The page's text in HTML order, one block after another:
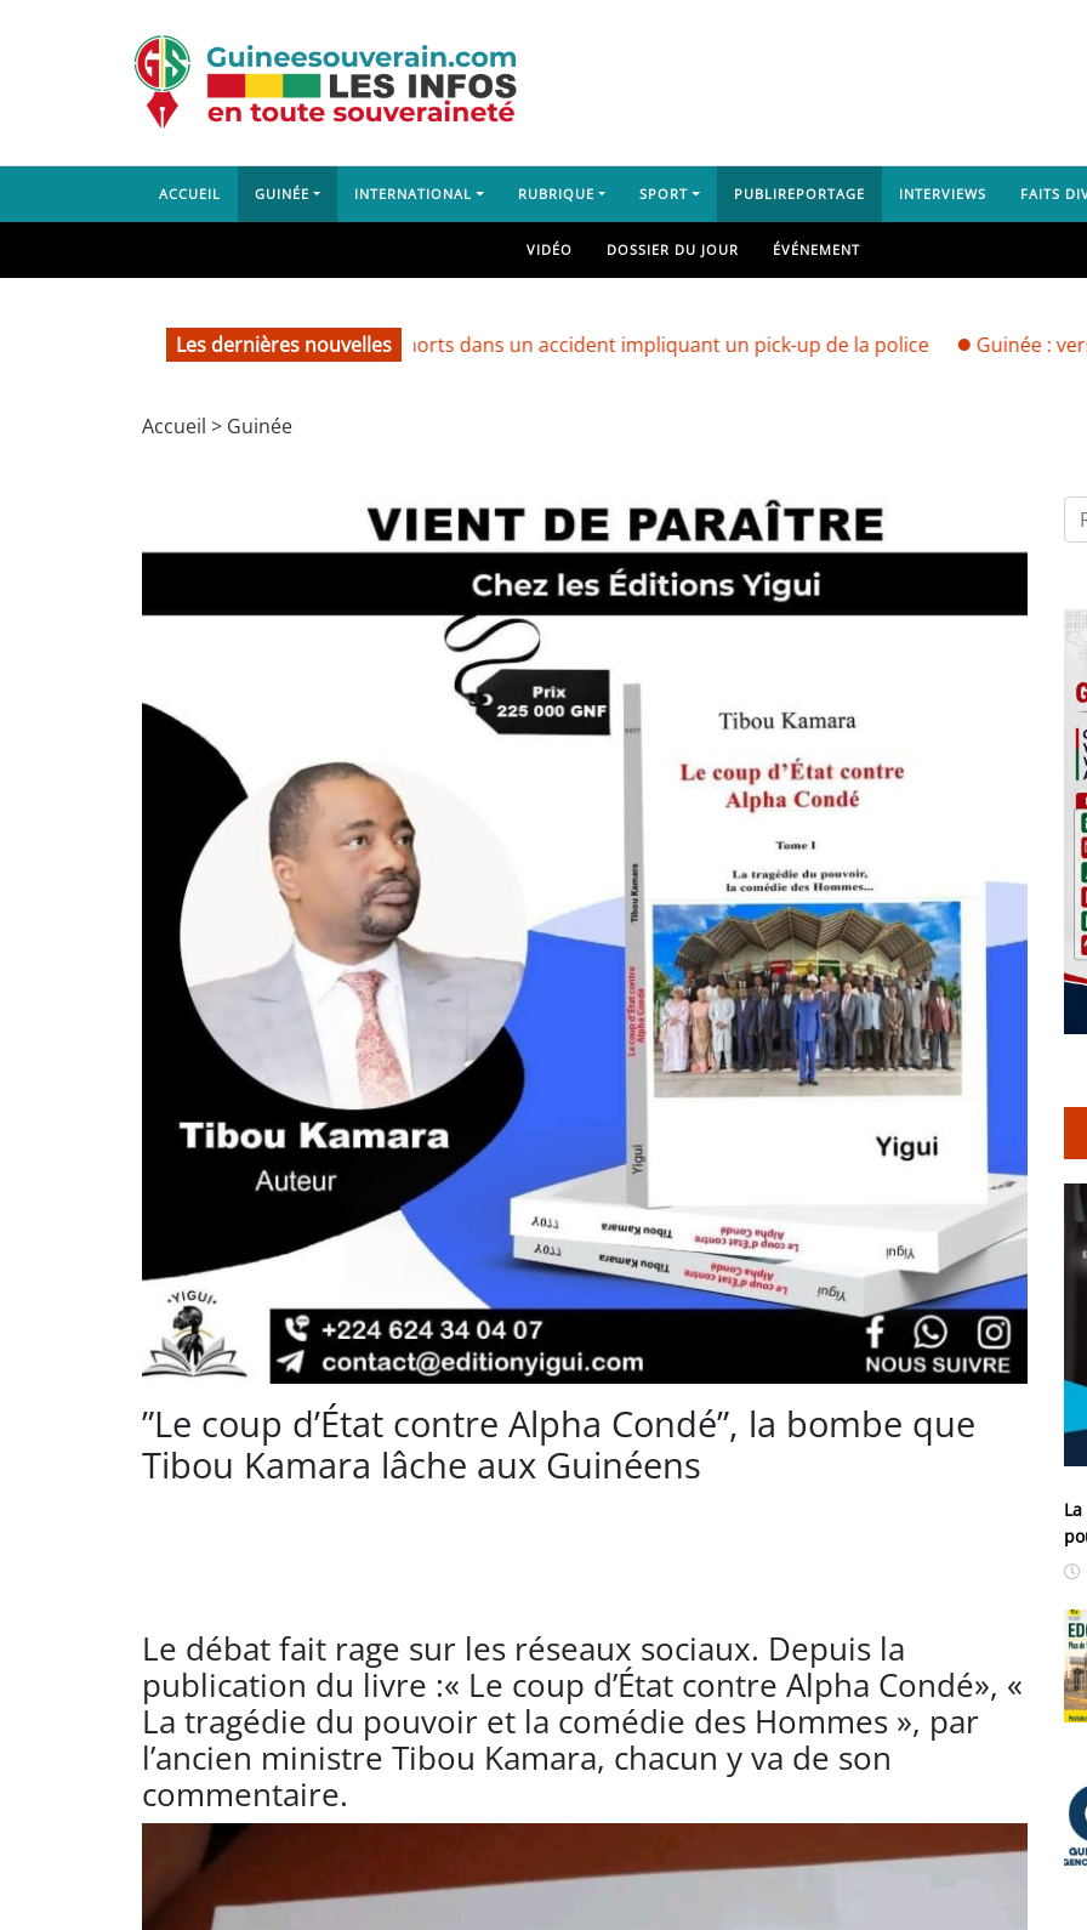
ACCUEIL GUINÉE INTERNATIONAL RUBRIQUE SPORT PUBLIREPORTAGE INTERVIEWS FAITS
VIDÉO DOSSIER DU JOUR ÉVÉNEMENT
Les dernières nouvelles
Lambanyi : deux morts dans un accident impliquant un pick-up de la police Guinée : vers une
Accueil > Guinée
”Le coup d’État contre Alpha Condé”, la bombe que
Tibou Kamara lâche aux Guinéens
Le débat fait rage sur les réseaux sociaux. Depuis la
publication du livre :« Le coup d’État contre Alpha Condé», «
La tragédie du pouvoir et la comédie des Hommes », par
l’ancien ministre Tibou Kamara, chacun y va de son
commentaire.